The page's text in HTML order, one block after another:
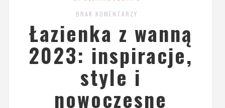
BRAK KOMENTARZY
Łazienka z wanną
2023: inspiracje,
style i
nowoczesne